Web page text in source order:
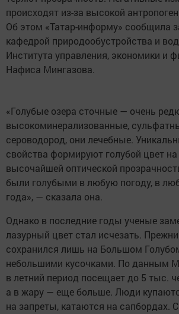
происходят из-за высокой
Об этом «Татар-информу» сообщила
кафедрой природообустройства и
Института управления, экономики и
Нафиса Мингазова.
«Голубые озера сточные — очень
высокоминерализованные,
сероводород, они лечебные.
свойства формируют голубой цвет
высочайшей оптической
были голубыми в любую погоду, в
года», — сказала она.
Однако в последние годы ученые
лазурный цвет стал исчезать.
сохранился лишь на Большом
небольшими кусочками. По данным
в летний период посещает до 5 тыс.
а в жару — еще больше. Люди
на запреты, катаются на сапбордах.